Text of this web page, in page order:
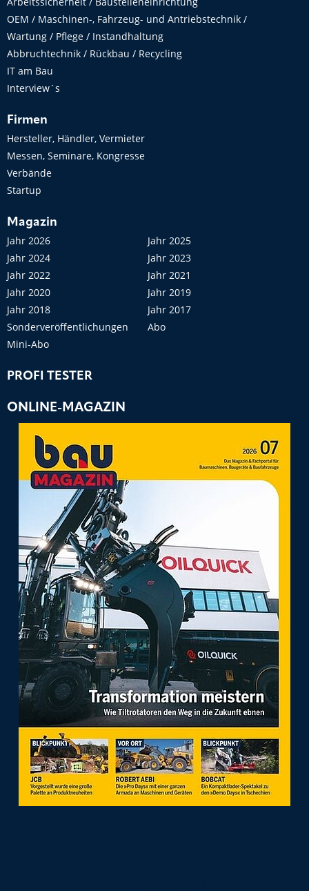
OEM / Maschinen-, Fahrzeug- und Antriebstechnik /
Wartung / Pflege / Instandhaltung
Abbruchtechnik / Rückbau / Recycling
IT am Bau
Interview´s
Firmen
Hersteller, Händler, Vermieter
Messen, Seminare, Kongresse
Verbände
Startup
Magazin
Jahr 2026
Jahr 2025
Jahr 2024
Jahr 2023
Jahr 2022
Jahr 2021
Jahr 2020
Jahr 2019
Jahr 2018
Jahr 2017
Sonderveröffentlichungen
Abo
Mini-Abo
PROFI TESTER
ONLINE-MAGAZIN